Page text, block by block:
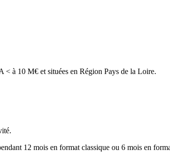
< à 10 M€ et situées en Région Pays de la Loire.
12 mois en format classique ou 6 mois en